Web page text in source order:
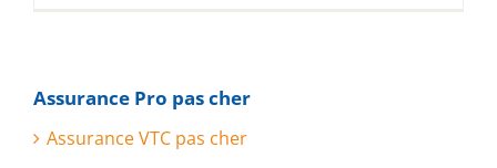
Assurance Pro pas cher
Assurance VTC pas cher